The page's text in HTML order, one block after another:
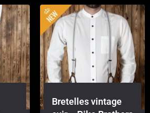
Bretelles vintage